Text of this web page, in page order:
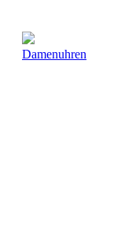
Damenuhren